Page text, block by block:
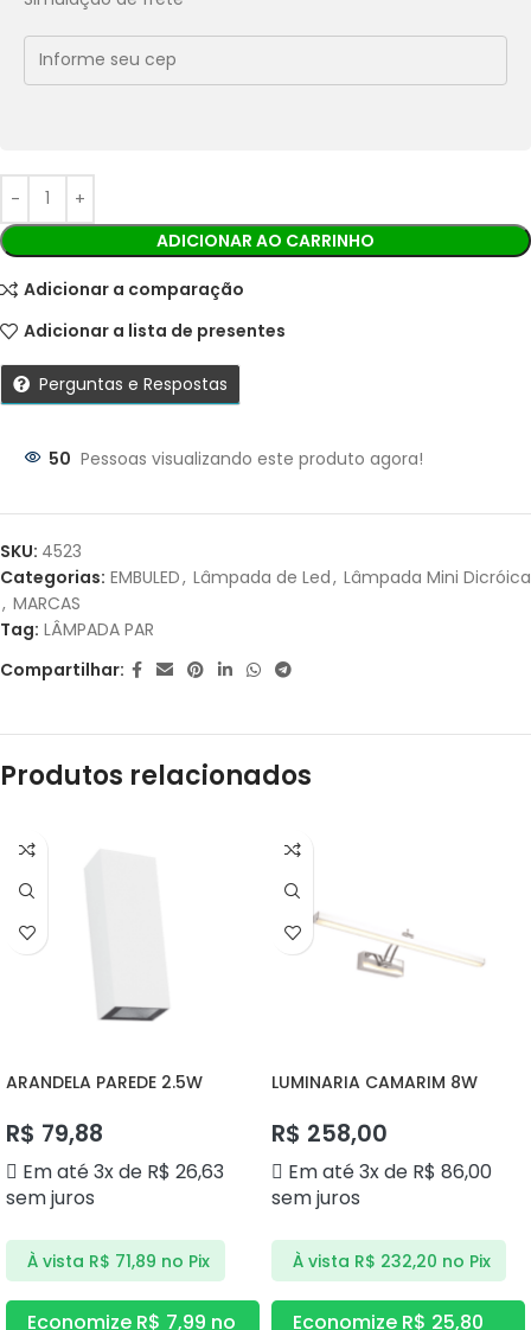
Ao finalizar sua compra você receberá os detalhes para
realizar o pagamento.
Parcelas:
JUROS
ADICIONAR AO CARRINHO
Adicionar a comparação
Adicionar a lista de presentes
Perguntas e Respostas
50 Pessoas visualizando este produto agora!
SKU: 4523
Categorias: EMBULED, Lâmpada de Led, Lâmpada Mini Dicróica
, MARCAS
Tag: LÂMPADA PAR
Compartilhar:
Produtos relacionados
ARANDELA PAREDE 2.5W
R$ 79,88
Em até 3x de R$ 26,63
sem juros
À vista R$ 71,89 no Pix
Economize R$ 7,99 no
LUMINARIA CAMARIM 8W
R$ 258,00
Em até 3x de R$ 86,00
sem juros
À vista R$ 232,20 no Pix
Economize R$ 25,80